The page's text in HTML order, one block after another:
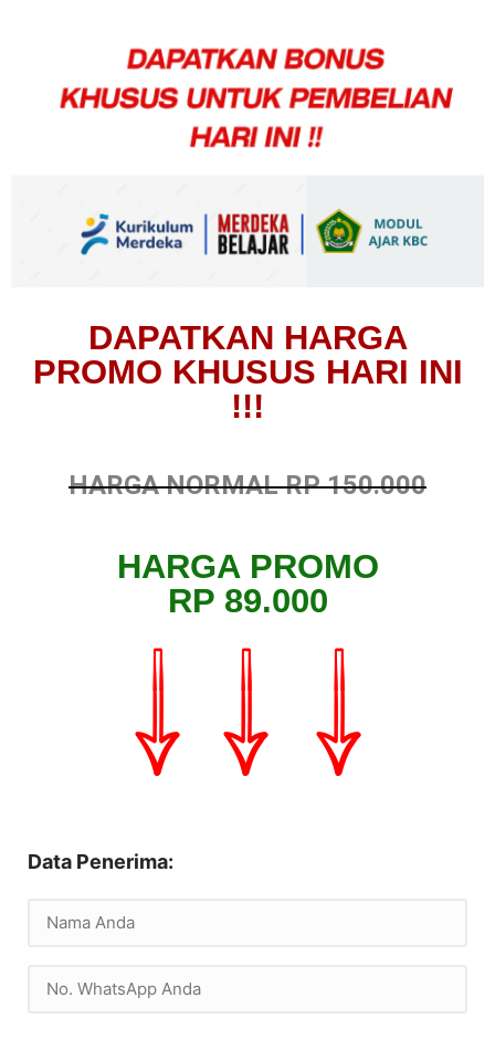
DAPATKAN HARGA
PROMO KHUSUS HARI INI
!!!
HARGA NORMAL RP 150.000
HARGA PROMO
RP 89.000
Data Penerima: